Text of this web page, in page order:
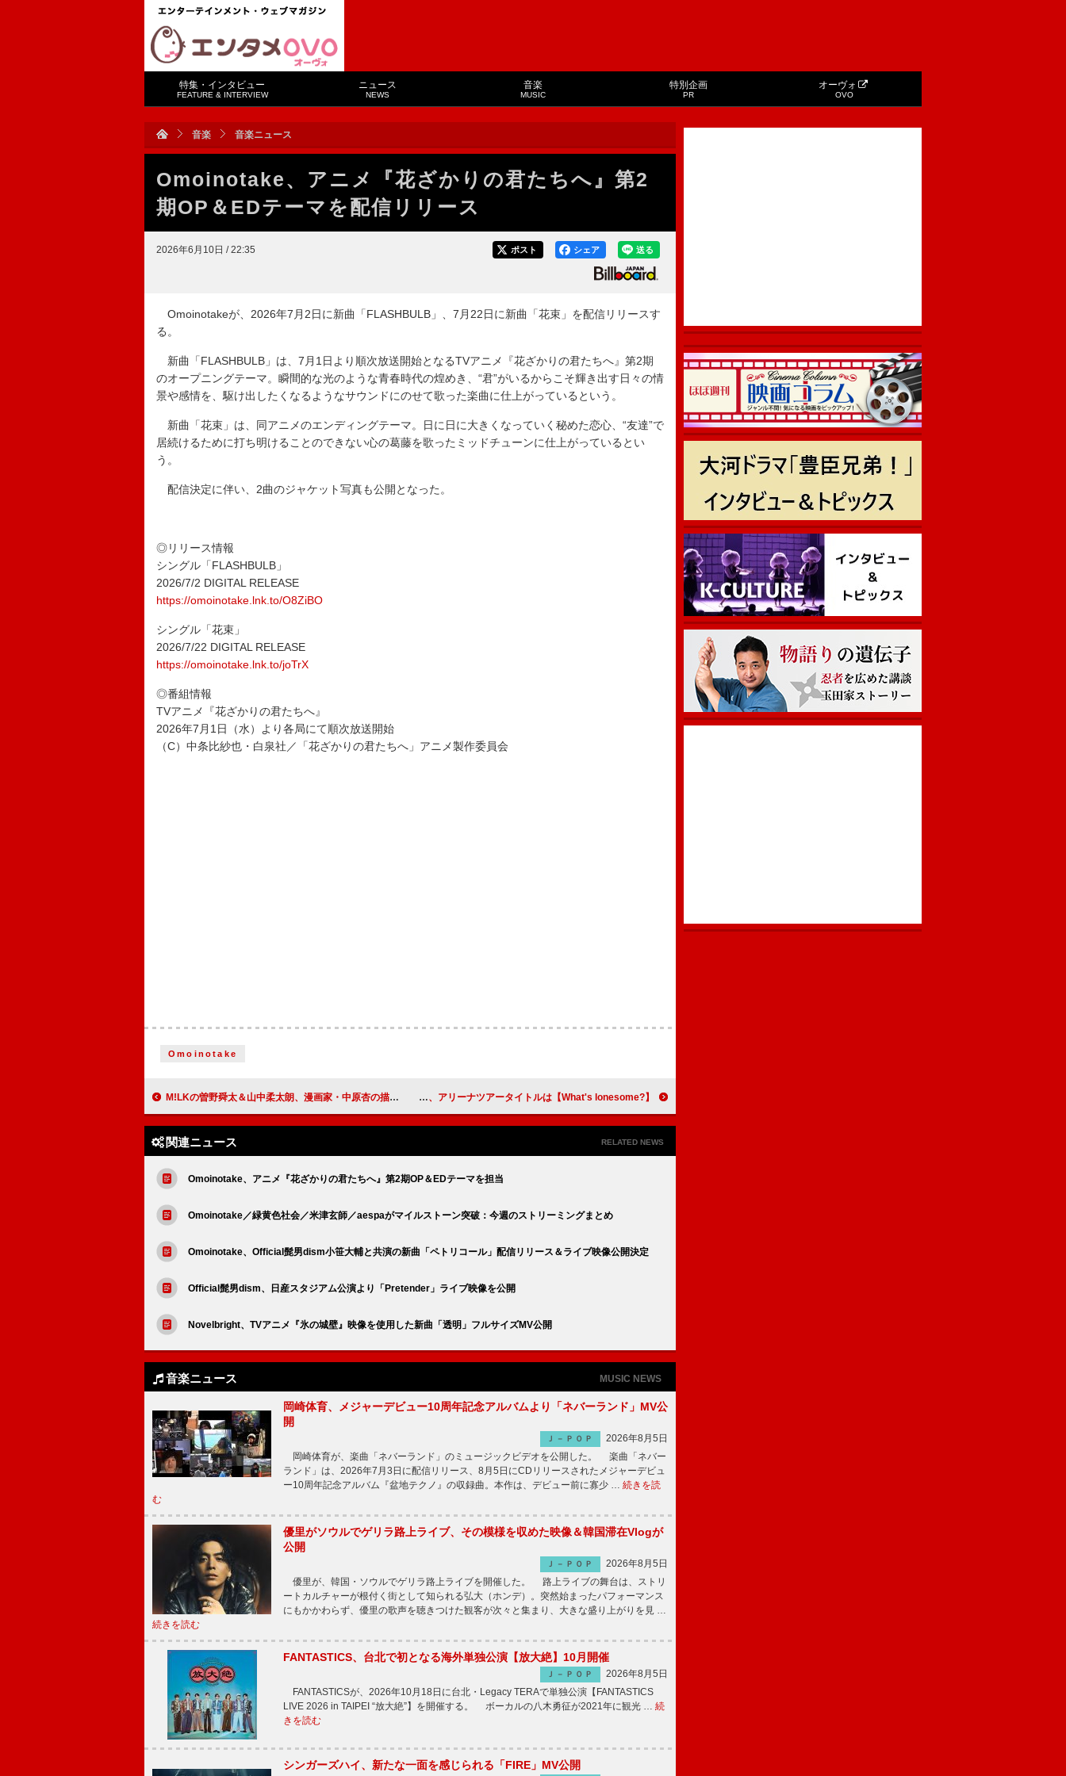
特集・インタビュー
FEATURE & INTERVIEW
ニュース
NEWS
音楽
MUSIC
特別企画
PR
オーヴォ
OVO
音楽 音楽ニュース
Omoinotake、アニメ『花ざかりの君たちへ』第2
期OP＆EDテーマを配信リリース
2026年6月10日 / 22:35 送る
シェア
ポスト
Omoinotakeが、2026年7月2日に新曲「FLASHBULB」、7月22日に新曲「花束」を配信リリースす
る。
新曲「FLASHBULB」は、7月1日より順次放送開始となるTVアニメ『花ざかりの君たちへ』第2期
のオープニングテーマ。瞬間的な光のような青春時代の煌めき、“君”がいるからこそ輝き出す日々の情
景や感情を、駆け出したくなるようなサウンドにのせて歌った楽曲に仕上がっているという。
新曲「花束」は、同アニメのエンディングテーマ。日に日に大きくなっていく秘めた恋心、“友達”で
居続けるために打ち明けることのできない心の葛藤を歌ったミッドチューンに仕上がっているとい
う。
配信決定に伴い、2曲のジャケット写真も公開となった。
◎リリース情報
シングル「FLASHBULB」
2026/7/2 DIGITAL RELEASE
https://omoinotake.lnk.to/O8ZiBO
シングル「花束」
2026/7/22 DIGITAL RELEASE
https://omoinotake.lnk.to/joTrX
◎番組情報
TVアニメ『花ざかりの君たちへ』
2026年7月1日（水）より各局にて順次放送開始
（C）中条比紗也・白泉社／「花ざかりの君たちへ」アニメ製作委員会
Omoinotake
M!LKの曽野舜太＆山中柔太朗、漫画家・中原杏の描き下ろしジャケットでユニット曲「真・運命」配信リリース 櫻坂46【15th Single BACKS LIVE!!】9月開催、アリーナツアータイトルは【What's lonesome?】
関連ニュース RELATED NEWS
Omoinotake、アニメ『花ざかりの君たちへ』第2期OP＆EDテーマを担当
Omoinotake／緑黄色社会／米津玄師／aespaがマイルストーン突破：今週のストリーミングまとめ
Omoinotake、Official髭男dism小笹大輔と共演の新曲「ペトリコール」配信リリース＆ライブ映像公開決定
Official髭男dism、日産スタジアム公演より「Pretender」ライブ映像を公開
Novelbright、TVアニメ『氷の城壁』映像を使用した新曲「透明」フルサイズMV公開
音楽ニュース MUSIC NEWS
岡崎体育、メジャーデビュー10周年記念アルバムより「ネバーランド」MV公
開
Ｊ－ＰＯＰ
2026年8月5日
岡崎体育が、楽曲「ネバーランド」のミュージックビデオを公開した。 楽曲「ネバー
ランド」は、2026年7月3日に配信リリース、8月5日にCDリリースされたメジャーデビュ
ー10周年記念アルバム『盆地テクノ』の収録曲。本作は、デビュー前に寡少 … 続きを読
む
優里がソウルでゲリラ路上ライブ、その模様を収めた映像＆韓国滞在Vlogが
公開
Ｊ－ＰＯＰ
2026年8月5日
優里が、韓国・ソウルでゲリラ路上ライブを開催した。 路上ライブの舞台は、ストリ
ートカルチャーが根付く街として知られる弘大（ホンデ）。突然始まったパフォーマンス
にもかかわらず、優里の歌声を聴きつけた観客が次々と集まり、大きな盛り上がりを見 …
続きを読む
FANTASTICS、台北で初となる海外単独公演【放大絶】10月開催
Ｊ－ＰＯＰ
2026年8月5日
FANTASTICSが、2026年10月18日に台北・Legacy TERAで単独公演【FANTASTICS
LIVE 2026 in TAIPEI “放大絶”】を開催する。 ボーカルの八木勇征が2021年に観光 … 続
きを読む
シンガーズハイ、新たな一面を感じられる「FIRE」MV公開